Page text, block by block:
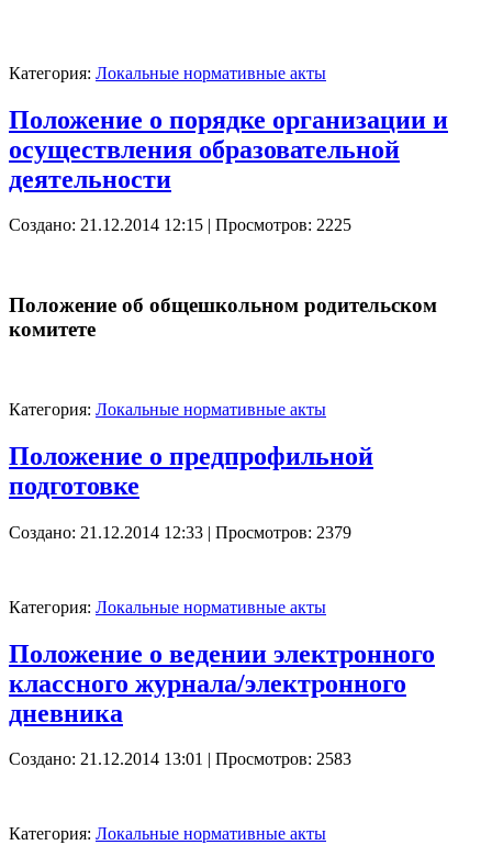
Категория: Локальные нормативные акты
Положение о порядке организации и
осуществления образовательной
деятельности
Создано: 21.12.2014 12:15 | Просмотров: 2225
Положение об общешкольном родительском
комитете
Категория: Локальные нормативные акты
Положение о предпрофильной
подготовке
Создано: 21.12.2014 12:33 | Просмотров: 2379
Категория: Локальные нормативные акты
Положение о ведении электронного
классного журнала/электронного
дневника
Создано: 21.12.2014 13:01 | Просмотров: 2583
Категория: Локальные нормативные акты